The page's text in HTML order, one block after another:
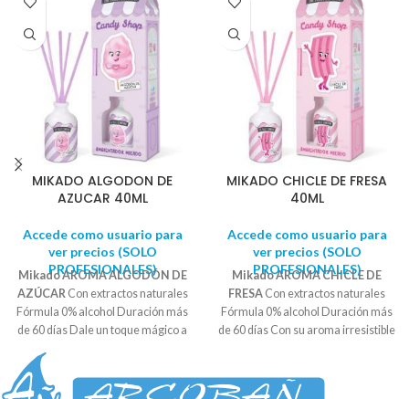
MIKADO ALGODON DE
AZUCAR 40ML
Accede como usuario para
ver precios (SOLO
PROFESIONALES)
Mikado AROMA ALGODÓN DE
AZÚCARCon extractos naturales
Fórmula 0% alcohol Duración más
de 60 días Dale un toque mágico a
de Azúcar
transporte a un mundo lleno de
MIKADO CHICLE DE FRESA
40ML
Accede como usuario para
ver precios (SOLO
PROFESIONALES)
Mikado AROMA CHICLE DE
FRESA Con extractos naturales
Fórmula 0% alcohol Duración más
de 60 días Con su aroma irresistible
una fragancia duradera que te